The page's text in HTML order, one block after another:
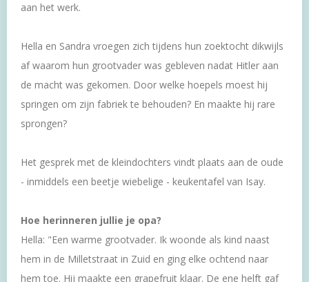
aan het werk.
Hella en Sandra vroegen zich tijdens hun zoektocht dikwijls
af waarom hun grootvader was gebleven nadat Hitler aan
de macht was gekomen. Door welke hoepels moest hij
springen om zijn fabriek te behouden? En maakte hij rare
sprongen?
Het gesprek met de kleindochters vindt plaats aan de oude
- inmiddels een beetje wiebelige - keukentafel van Isay.
Hoe herinneren jullie je opa?
Hella: "Een warme grootvader. Ik woonde als kind naast
hem in de Milletstraat in Zuid en ging elke ochtend naar
hem toe. Hij maakte een grapefruit klaar. De ene helft gaf